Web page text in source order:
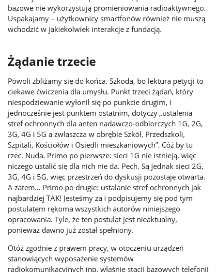
bazowe nie wykorzystują promieniowania radioaktywnego.
Uspakajamy – użytkownicy smartfonów również nie muszą
wchodzić w jakiekolwiek interakcje z fundacją.
Żądanie trzecie
Powoli zbliżamy się do końca. Szkoda, bo lektura petycji to
ciekawe ćwiczenia dla umysłu. Punkt trzeci żądań, który
niespodziewanie wyłonił się po punkcie drugim, i
jednocześnie jest punktem ostatnim, dotyczy „ustalenia
stref ochronnych dla anten nadawczo-odbiorczych 1G, 2G,
3G, 4G i 5G a zwłaszcza w obrębie Szkół, Przedszkoli,
Szpitali, Kościołów i Osiedli mieszkaniowych”. Cóż by tu
rzec. Nuda. Primo po pierwsze: sieci 1G nie istnieją, więc
niczego ustalić się dla nich nie da. Pech. Są jednak sieci 2G,
3G, 4G i 5G, więc przestrzeń do dyskusji pozostaje otwarta.
A zatem… Primo po drugie: ustalanie stref ochronnych jak
najbardziej TAK! Jesteśmy za i podpisujemy się pod tym
postulatem rękoma wszystkich autorów niniejszego
opracowania. Tyle, że ten postulat jest nieaktualny,
ponieważ dawno już został spełniony.
Otóż zgodnie z prawem pracy, w otoczeniu urządzeń
stanowiących wyposażenie systemów
radiokomunikacyjnych (np. właśnie stacji bazowych telefonii